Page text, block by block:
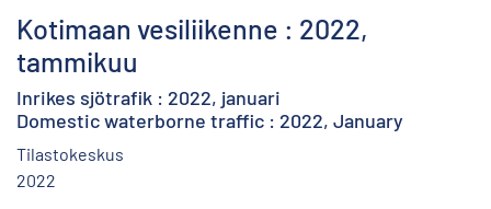
Kotimaan vesiliikenne : 2022,
tammikuu
Inrikes sjötrafik : 2022, januari
Domestic waterborne traffic : 2022, January
Tilastokeskus
2022